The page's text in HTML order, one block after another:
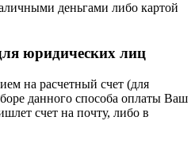
деньгами либо картой
юридических лиц
на расчетный счет (для
данного способа оплаты Ваш
счет на почту, либо в